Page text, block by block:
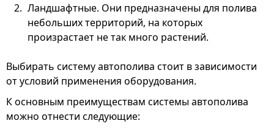
Ландшафтные. Они предназначены для полива
небольших территорий, на которых
произрастает не так много растений.
Выбирать систему автополива стоит в зависимости
от условий применения оборудования.
К основным преимуществам системы автополива
можно отнести следующие: